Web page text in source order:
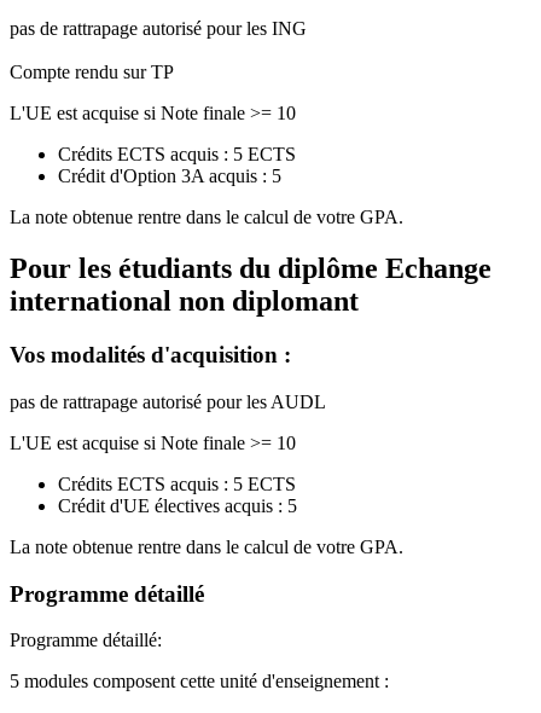
pas de rattrapage autorisé pour les ING
Compte rendu sur TP
L'UE est acquise si Note finale >= 10
Crédits ECTS acquis : 5 ECTS
Crédit d'Option 3A acquis : 5
La note obtenue rentre dans le calcul de votre GPA.
Pour les étudiants du diplôme Echange
international non diplomant
Vos modalités d'acquisition :
pas de rattrapage autorisé pour les AUDL
L'UE est acquise si Note finale >= 10
Crédits ECTS acquis : 5 ECTS
Crédit d'UE électives acquis : 5
La note obtenue rentre dans le calcul de votre GPA.
Programme détaillé
Programme détaillé:
5 modules composent cette unité d'enseignement :